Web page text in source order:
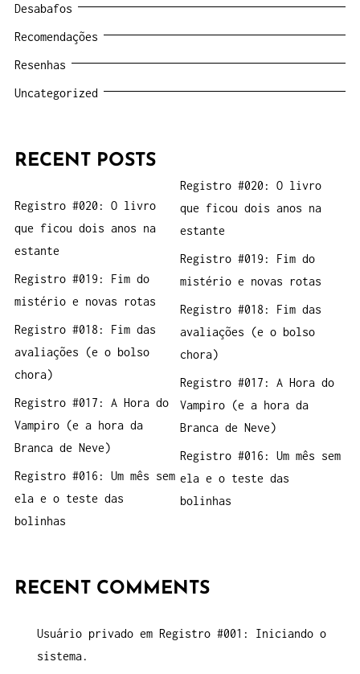
Desabafos
Recomendações
Resenhas
Uncategorized
RECENT POSTS
Registro #020: O livro
que ficou dois anos na
estante
Registro #019: Fim do
mistério e novas rotas
Registro #018: Fim das
avaliações (e o bolso
chora)
Registro #017: A Hora do
Vampiro (e a hora da
Branca de Neve)
Registro #016: Um mês sem
ela e o teste das
bolinhas
Registro #020: O livro
que ficou dois anos na
estante
Registro #019: Fim do
mistério e novas rotas
Registro #018: Fim das
avaliações (e o bolso
chora)
Registro #017: A Hora do
Vampiro (e a hora da
Branca de Neve)
Registro #016: Um mês sem
ela e o teste das
bolinhas
RECENT COMMENTS
Usuário privado em Registro #001: Iniciando o
sistema.